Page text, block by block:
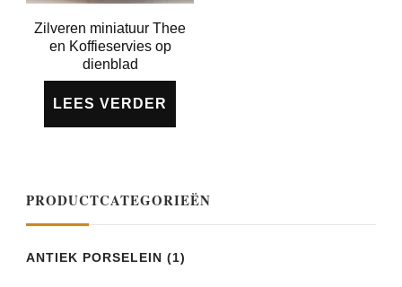
Zilveren miniatuur Thee
en Koffieservies op
dienblad
LEES VERDER
PRODUCTCATEGORIEËN
ANTIEK PORSELEIN (1)